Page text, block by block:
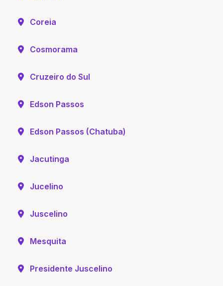
Coreia
Cosmorama
Cruzeiro do Sul
Edson Passos
Edson Passos (Chatuba)
Jacutinga
Jucelino
Juscelino
Mesquita
Presidente Juscelino